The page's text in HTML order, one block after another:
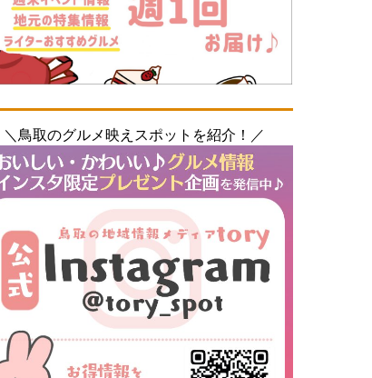
＼鳥取のグルメ映えスポットを紹介！／